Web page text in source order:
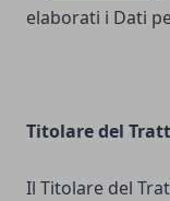
elaborati i Dati
Titolare del
Il Titolare del